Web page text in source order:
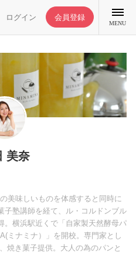
ログイン 会員登録
MENU
美奈
美味しいものを体感すると同時に
子塾講師を経て、ル・コルドンブル
。横浜駅近くで「自家製天然酵母パ
ミナミナ）」を開校。専門家とし
焼き菓子提供。大人の為のパンと